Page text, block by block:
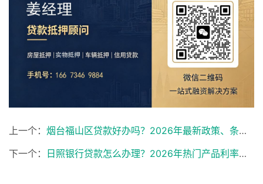
上一个： 烟台福山区贷款好办吗？2026年最新政策、条件与办理攻略
下一个： 日照银行贷款怎么办理？2026年热门产品利率、条件与申请攻略